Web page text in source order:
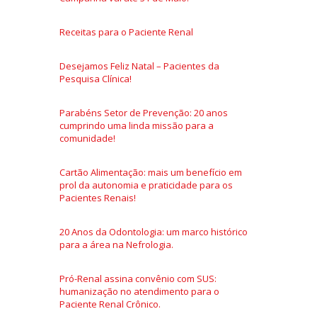
Receitas para o Paciente Renal
Desejamos Feliz Natal – Pacientes da
Pesquisa Clínica!
Parabéns Setor de Prevenção: 20 anos
cumprindo uma linda missão para a
comunidade!
Cartão Alimentação: mais um benefício em
prol da autonomia e praticidade para os
Pacientes Renais!
20 Anos da Odontologia: um marco histórico
para a área na Nefrologia.
Pró-Renal assina convênio com SUS:
humanização no atendimento para o
Paciente Renal Crônico.